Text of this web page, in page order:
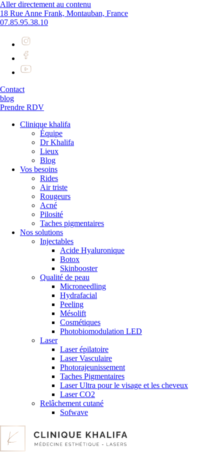
Aller directement au contenu
18 Rue Anne Frank, Montauban, France
07.85.95.38.10
Contact
blog
Prendre RDV
Clinique khalifa
Équipe
Dr Khalifa
Lieux
Blog
Vos besoins
Rides
Air triste
Rougeurs
Acné
Pilosité
Taches pigmentaires
Nos solutions
Injectables
Acide Hyaluronique
Botox
Skinbooster
Qualité de peau
Microneedling
Hydrafacial
Peeling
Mésolift
Cosmétiques
Photobiomodulation LED
Laser
Laser épilatoire
Laser Vasculaire
Photorajeunissement
Taches Pigmentaires
Laser Ultra pour le visage et les cheveux
Laser CO2
Relâchement cutané
Sofwave